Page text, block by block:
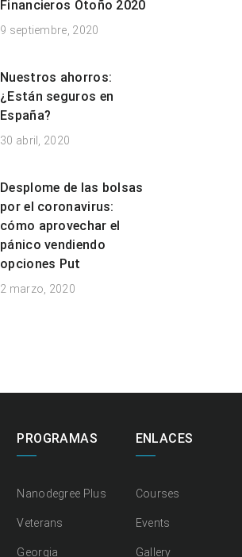
Financieros Otoño 2020
9 septiembre, 2020
Nuestros ahorros:
¿Están seguros en
España?
30 abril, 2020
Desplome de las bolsas
por el coronavirus:
cómo aprovechar el
pánico vendiendo
opciones Put
2 marzo, 2020
PROGRAMAS
Nanodegree Plus
Veterans
Georgia
ENLACES
Courses
Events
Gallery